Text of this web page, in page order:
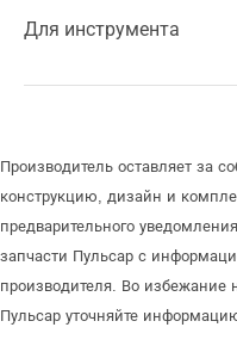
Для инструмента
Производитель оставляет за
конструкцию, дизайн и
предварительного
запчасти Пульсар с
производителя. Во избежание
Пульсар уточняйте